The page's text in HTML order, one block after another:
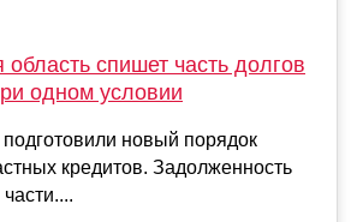
спишет часть долгов
одном условии
подготовили новый порядок
кредитов. Задолженность